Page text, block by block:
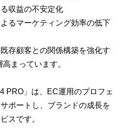
収益の不安定化
るマーケティング効率の低下
存顧客との関係構築を強化す
まっています。
PRO」は、EC運用のプロフェ
ポートし、ブランドの成長を
スです。